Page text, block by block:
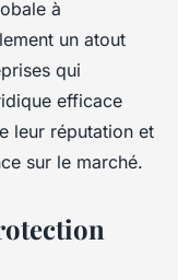
à
un atout
qui
efficace
leur réputation et
sur le marché.